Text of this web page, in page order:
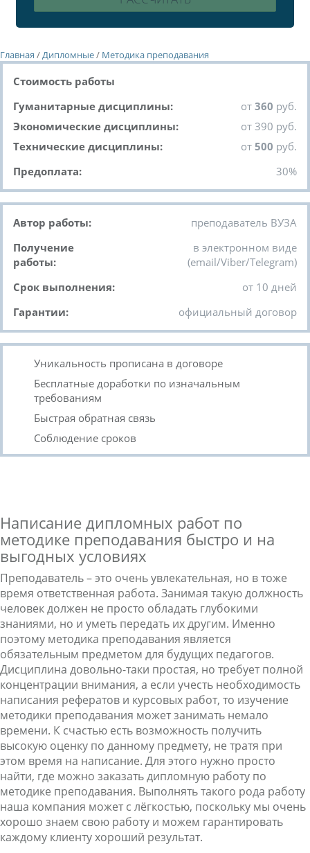
Главная /Дипломные/ Методика преподавания
Стоимость работы
Гуманитарные дисциплины:
от 360 руб.
Экономические дисциплины:
от 390 руб.
Технические дисциплины:
от 500 руб.
Предоплата:
30%
Автор работы:
преподаватель ВУЗА
Получение
работы:
в электронном виде
(email/Viber/Telegram)
Срок выполнения:
от 10 дней
Гарантии:
официальный договор
Уникальность прописана в договоре
Бесплатные доработки по изначальным
требованиям
Быстрая обратная связь
Соблюдение сроков
Написание дипломных работ по
методике преподавания быстро и на
выгодных условиях
Преподаватель – это очень увлекательная, но в тоже
время ответственная работа. Занимая такую должность
человек должен не просто обладать глубокими
знаниями, но и уметь передать их другим. Именно
поэтому методика преподавания является
обязательным предметом для будущих педагогов.
Дисциплина довольно-таки простая, но требует полной
концентрации внимания, а если учесть необходимость
написания рефератов и курсовых работ, то изучение
методики преподавания может занимать немало
времени. К счастью есть возможность получить
высокую оценку по данному предмету, не тратя при
этом время на написание. Для этого нужно просто
найти, где можно заказать дипломную работу по
методике преподавания. Выполнять такого рода работу
наша компания может с лёгкостью, поскольку мы очень
хорошо знаем свою работу и можем гарантировать
каждому клиенту хороший результат.